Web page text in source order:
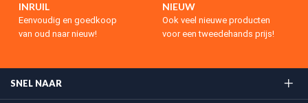
INRUIL
Eenvoudig en goedkoop
van oud naar nieuw!
NIEUW
Ook veel nieuwe producten
voor een tweedehands prijs!
SNEL NAAR